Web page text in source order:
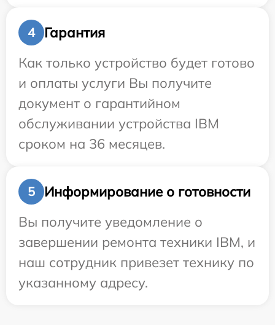
4
Гарантия
Как только устройство будет готово
и оплаты услуги Вы получите
документ о гарантийном
обслуживании устройства IBM
сроком на 36 месяцев.
5
Информирование о готовности
Вы получите уведомление о
завершении ремонта техники IBM, и
наш сотрудник привезет технику по
указанному адресу.